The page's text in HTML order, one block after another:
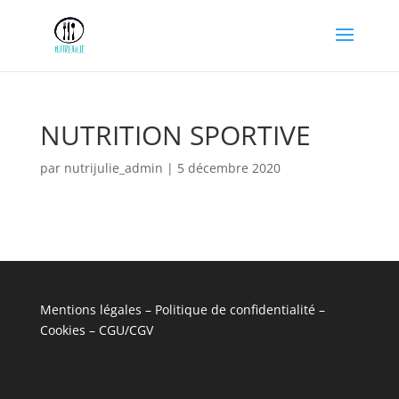
NUTRITION SPORTIVE
par nutrijulie_admin | 5 décembre 2020
Mentions légales – Politique de confidentialité –
Cookies – CGU/CGV